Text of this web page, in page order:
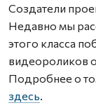
Создатели
Недавно мы
этого класса
видеороликов
Подробнее о
здесь.